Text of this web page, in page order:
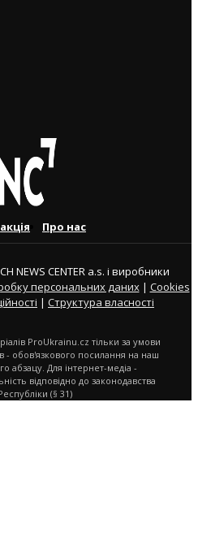
Про нас
NEWS CENTER a.s. і виробники
персональних даних| Cookies
| Структура власності
ProUkrainu.cz тільки за умови
- обов'язкового посилання на наш
абзацу. Для інтернет-медіа -
відповідно до законодавства
(§ 31)